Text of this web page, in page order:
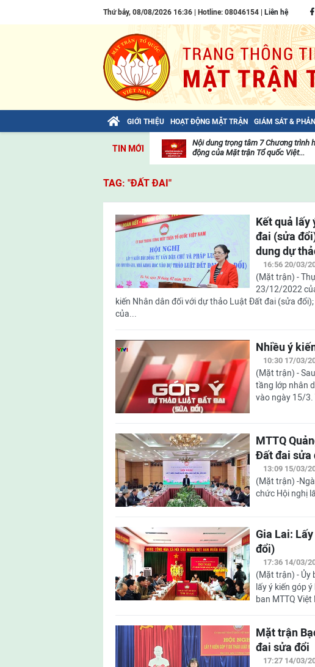
Thứ bảy, 08/08/2026 16:36 | Hotline: 08046154 | Liên hệ
GIỚI THIỆU HOẠT ĐỘNG MẶT TRẬN GIÁM SÁT &
TIN MỚI
Bài viết của Tổng Bí thư Tô Lâm: TIẾN
viện
Nội dung trọng tâm 7 Chương trình
động của Mặt trận Tổ quốc Việt...
TAG: "ĐẤT ĐAI"
Kết quả lấy
đai (sửa
dung dự
16:56 20/03/
(Mặt trận) -
23/12/2022
kiến Nhân dân đối với dự thảo Luật Đất đai (sửa
của...
Nhiều ý
10:30 17/03/
(Mặt trận) -
tầng lớp nhân
vào ngày 15/3.
MTTQ
Đất đai sửa
13:09 15/03/
(Mặt trận) -
chức Hội nghị
Gia Lai:
đổi)
17:36 14/03/
(Mặt trận) - Ủy
lấy ý kiến góp
ban MTTQ
Mặt trận
đai sửa đổi
17:27 14/03/